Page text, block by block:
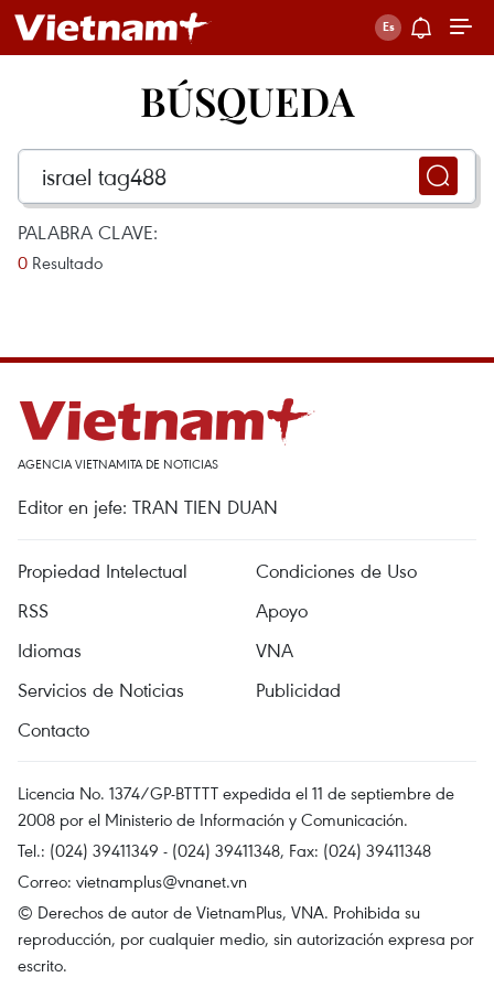
BÚSQUEDA
PALABRA CLAVE:
0 Resultado
AGENCIA VIETNAMITA DE NOTICIAS
Editor en jefe: TRAN TIEN DUAN
Propiedad Intelectual
Condiciones de Uso
RSS
Apoyo
Idiomas
VNA
Servicios de Noticias
Publicidad
Contacto
Licencia No. 1374/GP-BTTTT expedida el 11 de septiembre de
2008 por el Ministerio de Información y Comunicación.
Tel.: (024) 39411349 - (024) 39411348, Fax: (024) 39411348
Correo: vietnamplus@vnanet.vn
© Derechos de autor de VietnamPlus, VNA. Prohibida su
reproducción, por cualquier medio, sin autorización expresa por
escrito.